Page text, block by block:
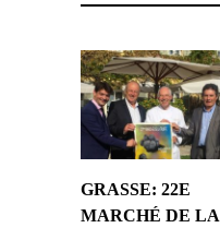
GRASSE: 22E
MARCHÉ DE LA